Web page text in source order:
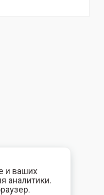
и ваших
аналитики.